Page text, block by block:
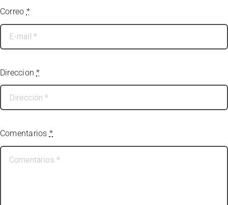
Correo *
Direccion*
Comentarios *